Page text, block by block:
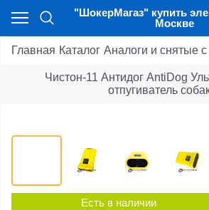
"ШокерМагаз" купить
Москве
Главная Каталог Аналоги и снятые с
Чистон-11 Антидог AntiDog
отпугиватель
Есть в наличии